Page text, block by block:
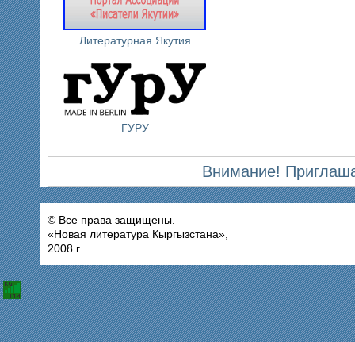
Литературная Якутия
ГУРУ
Внимание!
© Все права защищены.
«Новая литература Кыргызстана»,
2008 г.